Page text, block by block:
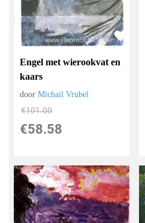
Engel met wierookvat en
kaars
doorMichail Vrubel
€101.00
€58.58